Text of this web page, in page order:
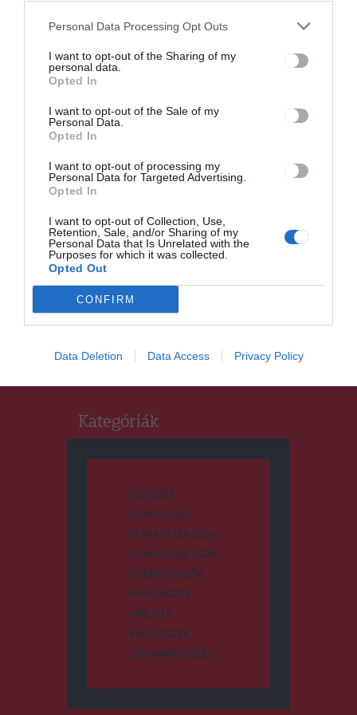
Personal Data Processing Opt Outs
I want to opt-out of the Sharing of my
personal data.
Opted In
I want to opt-out of the Sale of my
Personal Data.
Opted In
I want to opt-out of processing my
Personal Data for Targeted Advertising.
Opted In
I want to opt-out of Collection, Use,
Retention, Sale, and/or Sharing of my
Personal Data that Is Unrelated with the
Purposes for which it was collected.
Opted Out
CONFIRM
Data Deletion Data Access Privacy Policy
HÍRLISTA
Hivatalos: fizetett szabadnap
magukat COVID-19 ellen
Keresés
Kategóriák
CSÍKSZÉK
DUMA DUBA
DUMA DUBA 2024
DUMA DUBA 2026
GYERGYÓSZÉK
HÁROMSZÉK
HÍRLISTA
MAROSSZÉK
UDVARHELYSZÉK